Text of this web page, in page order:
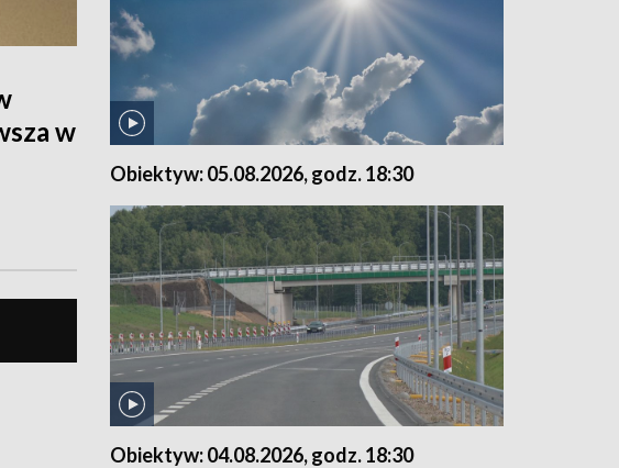
w
Obiektyw: 05.08.2026, godz. 18:30
Obiektyw: 04.08.2026, godz. 18:30